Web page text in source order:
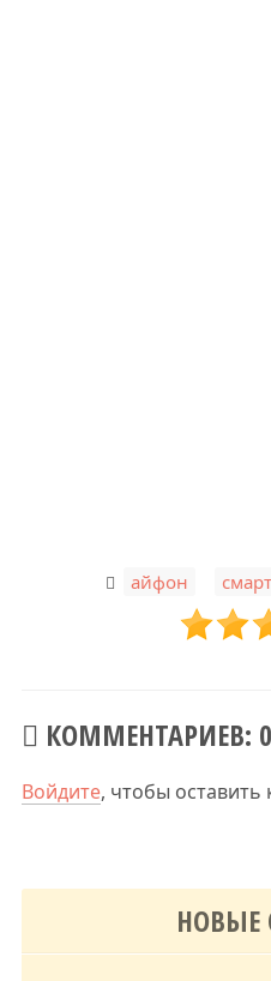
айфон
КОММЕНТАРИЕВ: 0
Войдите, чтобы
НОВЫЕ